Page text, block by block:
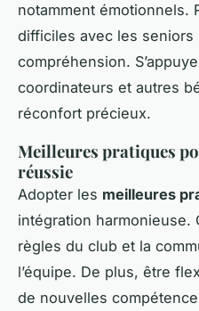
notamment émotionnels.
difficiles avec les
compréhension.
coordinateurs et autres
réconfort précieux.
Meilleures pratiques
réussie
Adopter les meilleures
intégration harmonieuse.
règles du club et la
l’équipe. De plus, être
de nouvelles